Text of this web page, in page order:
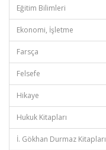
Eğitim Bilimleri
Ekonomi, İşletme
Farsça
Felsefe
Hikaye
Hukuk Kitapları
İ. Gökhan Durmaz Kitapları